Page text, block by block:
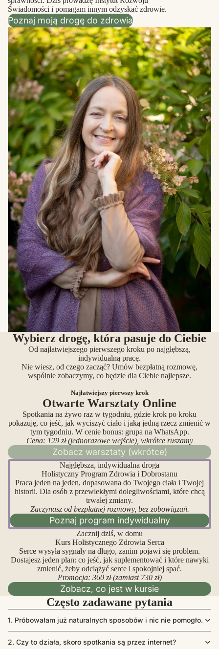
Świadomości i pomagam innym odzyskać zdrowie.
Poznaj moją drogę do zdrowia
Wybierz drogę, która pasuje do Ciebie
Od najłatwiejszego pierwszego kroku po najgłębszą,
indywidualną pracę.
Nie wiesz, od czego zacząć? Umów bezpłatną rozmowę,
wspólnie zobaczymy, co będzie dla Ciebie najlepsze.
Najłatwiejszy pierwszy krok
Otwarte Warsztaty Online
Spotkania na żywo raz w tygodniu, gdzie krok po kroku
pokazuję, co jeść, jak wyciszyć ciało i jaką jedną rzecz zmienić w
tym tygodniu. W cenie bonus: grupa na WhatsApp.
Cena: 129 zł (jednorazowe wejście), wkrótce ruszamy
Zobacz warsztaty (wkrótce)
Najgłębsza, indywidualna droga
Holistyczny Program Zdrowia i Dobrostanu
Praca jeden na jeden, dopasowana do Twojego ciała i Twojej
historii. Dla osób z przewlekłymi dolegliwościami, które chcą
trwałej zmiany.
Zaczynasz od bezpłatnej rozmowy, bez zobowiązań.
Poznaj program indywidualny
Zacznij dziś, w domu
Kurs Holistycznego Zdrowia Serca
Serce wysyła sygnały na długo, zanim pojawi się problem.
Dostajesz jeden plan: co jeść, jak suplementować i które nawyki
zmienić, żeby odciążyć serce i spokojniej spać.
Promocja: 360 zł (zamiast 730 zł)
Zobacz, co jest w kursie
Często zadawane pytania
1. Próbowałam już naturalnych sposobów i nic nie pomogło.
2. Czy to działa, skoro spotkania są przez internet?